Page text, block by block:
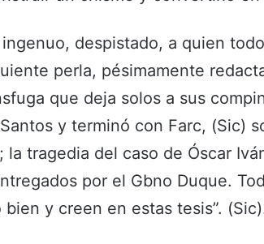
despistado, a quien
perla, pésimamente
que deja solos a sus
y terminó con Farc, (Sic)
la tragedia del caso de Óscar
por el Gbno Duque.
y creen en estas tesis”.